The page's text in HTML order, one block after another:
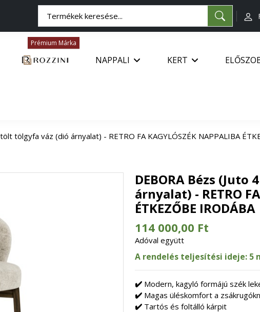
Prémium Márka
NAPPALI KERT
tölgyfa váz (dió árnyalat) - RETRO FA KAGYLÓSZÉK NAPPALIBA
DEBORA Bézs
árnyalat) - RETRO
ÉTKEZŐBE IRODÁBA
114 000,00 Ft
Adóval együtt
A rendelés teljesítési ideje: 5
✔️ Modern, kagyló formájú szék
✔️ Magas üléskomfort a
✔️ Tartós és foltálló kárpit